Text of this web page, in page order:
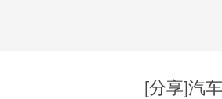
[分享]汽